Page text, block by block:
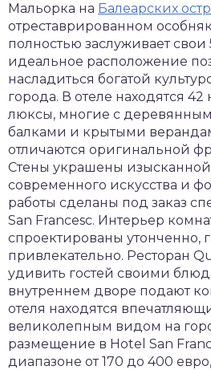
Мальорка на Балеарских
отреставрированном
полностью заслуживает свои
идеальное расположение
насладиться богатой
города. В отеле находятся
люксы, многие с
балками и крытыми
отличаются оригинальной
Стены украшены
современного искусства и
работы сделаны под заказ
San Francesc. Интерьер
спроектированы утонченно,
привлекательно. Ресторан
удивить гостей своими
внутреннем дворе подают
отеля находятся
великолепным видом на
размещение в Hotel San
диапазоне от 170 до 400